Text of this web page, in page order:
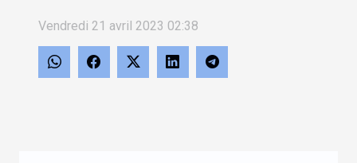
Vendredi 21 avril 2023 02:38